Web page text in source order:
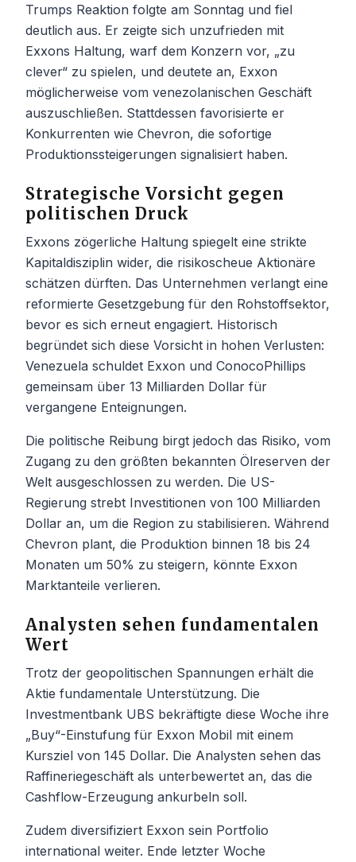
Trumps Reaktion folgte am Sonntag und fiel
deutlich aus. Er zeigte sich unzufrieden mit
Exxons Haltung, warf dem Konzern vor, „zu
clever“ zu spielen, und deutete an, Exxon
möglicherweise vom venezolanischen Geschäft
auszuschließen. Stattdessen favorisierte er
Konkurrenten wie Chevron, die sofortige
Produktionssteigerungen signalisiert haben.
Strategische Vorsicht gegen
politischen Druck
Exxons zögerliche Haltung spiegelt eine strikte
Kapitaldisziplin wider, die risikoscheue Aktionäre
schätzen dürften. Das Unternehmen verlangt eine
reformierte Gesetzgebung für den Rohstoffsektor,
bevor es sich erneut engagiert. Historisch
begründet sich diese Vorsicht in hohen Verlusten:
Venezuela schuldet Exxon und ConocoPhillips
gemeinsam über 13 Milliarden Dollar für
vergangene Enteignungen.
Die politische Reibung birgt jedoch das Risiko, vom
Zugang zu den größten bekannten Ölreserven der
Welt ausgeschlossen zu werden. Die US-
Regierung strebt Investitionen von 100 Milliarden
Dollar an, um die Region zu stabilisieren. Während
Chevron plant, die Produktion binnen 18 bis 24
Monaten um 50% zu steigern, könnte Exxon
Marktanteile verlieren.
Analysten sehen fundamentalen
Wert
Trotz der geopolitischen Spannungen erhält die
Aktie fundamentale Unterstützung. Die
Investmentbank UBS bekräftigte diese Woche ihre
„Buy“-Einstufung für Exxon Mobil mit einem
Kursziel von 145 Dollar. Die Analysten sehen das
Raffineriegeschäft als unterbewertet an, das die
Cashflow-Erzeugung ankurbeln soll.
Zudem diversifiziert Exxon sein Portfolio
international weiter. Ende letzter Woche